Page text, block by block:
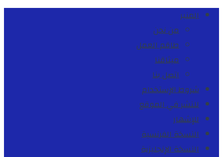
المنبر
من نحن
طاقم العمل
ميثاقنا
اتصل بنا
شروط الإستخدام
للنشر في الموقع
للإشهار
النسخة الفرنسية
النسخة الإنجليزية